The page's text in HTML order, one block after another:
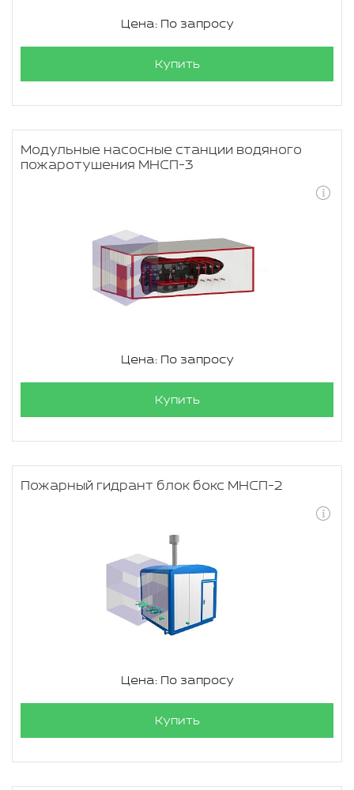
Цена: По запросу
Купить
Модульные насосные станции водяного
пожаротушения МНСП-3
Цена: По запросу
Купить
Пожарный гидрант блок бокс МНСП-2
Цена: По запросу
Купить